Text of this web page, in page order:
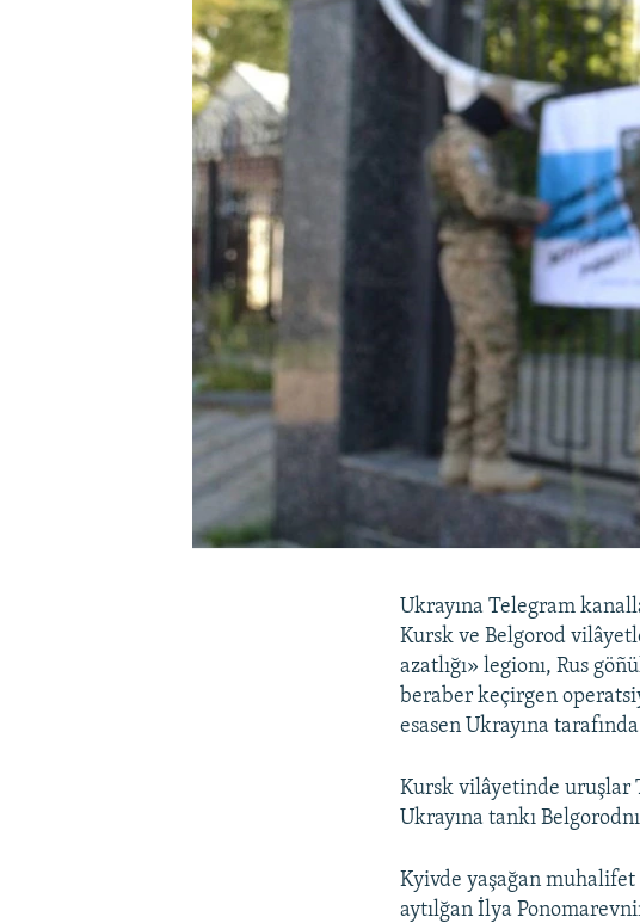
Ukrayına Telegram
Kursk ve Belgorod
azatlığı» legionı, Rus
beraber keçirgen
esasen Ukrayına
Kursk vilâyetinde uruşlar
Ukrayına tankı
Kyivde yaşağan
aytılğan İlya